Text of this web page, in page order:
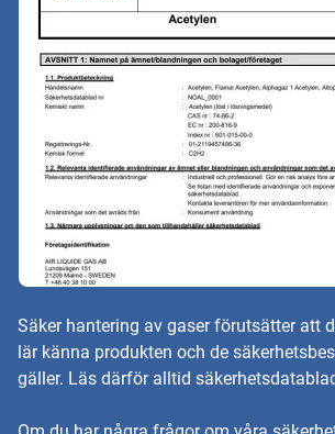
Säker hantering av gaser förutsätter att
lär känna produkten och de
gäller. Läs därför alltid